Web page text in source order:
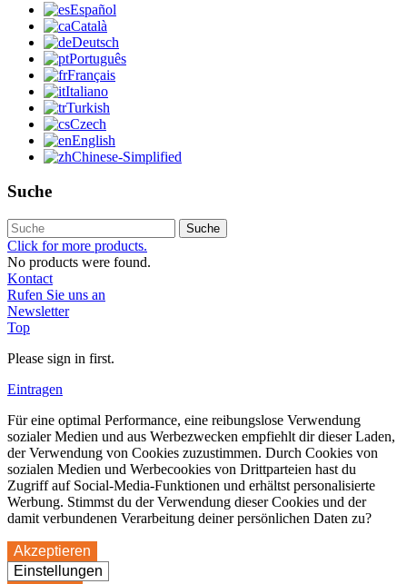
Español
Català
Deutsch
Português
Français
Italiano
Turkish
Czech
English
Chinese-Simplified
Suche
Suche
Click for more products.
No products were found.
Kontact
Rufen Sie uns an
Newsletter
Top
Please sign in first.
Eintragen
Für eine optimal Performance, eine reibungslose Verwendung
sozialer Medien und aus Werbezwecken empfiehlt dir dieser Laden,
der Verwendung von Cookies zuzustimmen. Durch Cookies von
sozialen Medien und Werbecookies von Drittparteien hast du
Zugriff auf Social-Media-Funktionen und erhältst personalisierte
Werbung. Stimmst du der Verwendung dieser Cookies und der
damit verbundenen Verarbeitung deiner persönlichen Daten zu?
Akzeptieren
Einstellungen